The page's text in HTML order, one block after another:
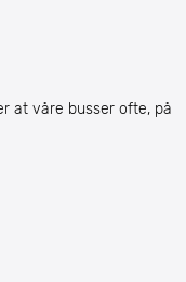
at våre busser ofte, på